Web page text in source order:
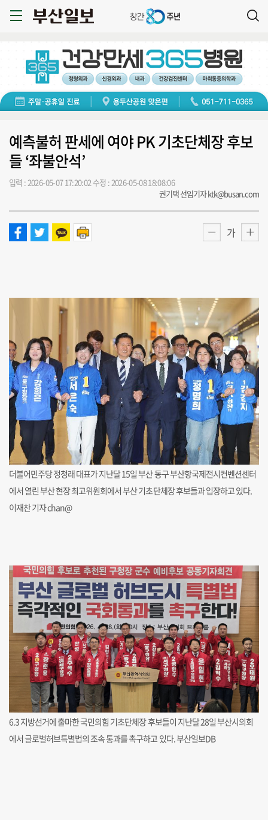
예측불허 판세에 여야 PK 기초단체장 후보
들 ‘좌불안석’
입력 : 2026-05-07 17:20:02 수정 : 2026-05-08 18:08:06
권기택 선임기자 ktk@busan.com
가
더불어민주당 정청래 대표가 지난달 15일 부산 동구 부산항국제전시컨벤션센터
에서 열린 부산 현장 최고위원회에서 부산 기초단체장 후보들과 입장하고 있다.
이재찬 기자 chan@
6.3 지방선거에 출마한 국민의힘 기초단체장 후보들이 지난달 28일 부산시의회
에서 글로벌허브특별법의 조속 통과를 촉구하고 있다. 부산일보DB